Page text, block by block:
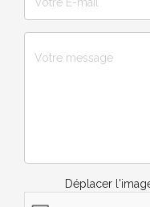
Déplacer